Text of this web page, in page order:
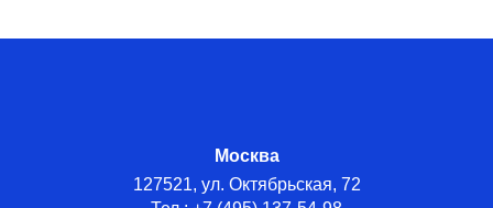
Москва
127521, ул. Октябрьская, 72